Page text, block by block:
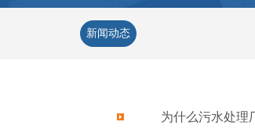
新闻动态
为什么污水处理